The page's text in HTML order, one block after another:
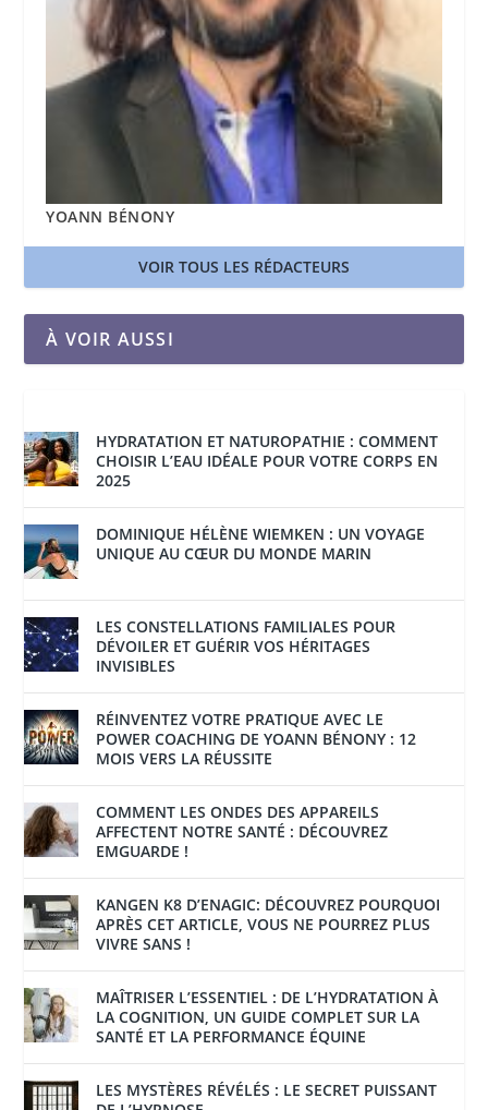
YOANN BÉNONY
VOIR TOUS LES RÉDACTEURS
À VOIR AUSSI
HYDRATATION ET NATUROPATHIE : COMMENT
CHOISIR L’EAU IDÉALE POUR VOTRE CORPS EN
2025
DOMINIQUE HÉLÈNE WIEMKEN : UN VOYAGE
UNIQUE AU CŒUR DU MONDE MARIN
LES CONSTELLATIONS FAMILIALES POUR
DÉVOILER ET GUÉRIR VOS HÉRITAGES
INVISIBLES
RÉINVENTEZ VOTRE PRATIQUE AVEC LE
POWER COACHING DE YOANN BÉNONY : 12
MOIS VERS LA RÉUSSITE
COMMENT LES ONDES DES APPAREILS
AFFECTENT NOTRE SANTÉ : DÉCOUVREZ
EMGUARDE !
KANGEN K8 D’ENAGIC: DÉCOUVREZ POURQUOI
APRÈS CET ARTICLE, VOUS NE POURREZ PLUS
VIVRE SANS !
MAÎTRISER L’ESSENTIEL : DE L’HYDRATATION À
LA COGNITION, UN GUIDE COMPLET SUR LA
SANTÉ ET LA PERFORMANCE ÉQUINE
LES MYSTÈRES RÉVÉLÉS : LE SECRET PUISSANT